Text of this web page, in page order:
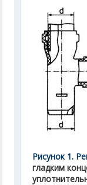
Рисунок 1.
гладким